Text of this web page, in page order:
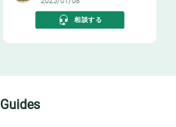
相談する
Guides